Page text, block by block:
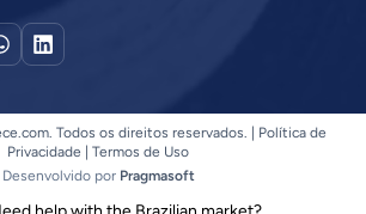
Todos os direitos reservados. |
Política de
Privacidade
Termos de Uso
Desenvolvido por Pragmasoft